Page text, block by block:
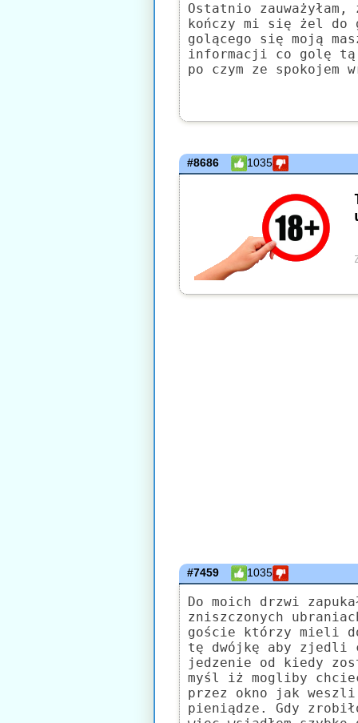
Ostatnio
kończy mi się żel do
golącego się moją
informacji co golę
po czym ze spokojem
#8686 1035
#7459 1035
Do moich drzwi
zniszczonych
goście którzy mieli
tę dwójkę aby zjedli
jedzenie od kiedy
myśl iż mogliby
przez okno jak
pieniądze. Gdy